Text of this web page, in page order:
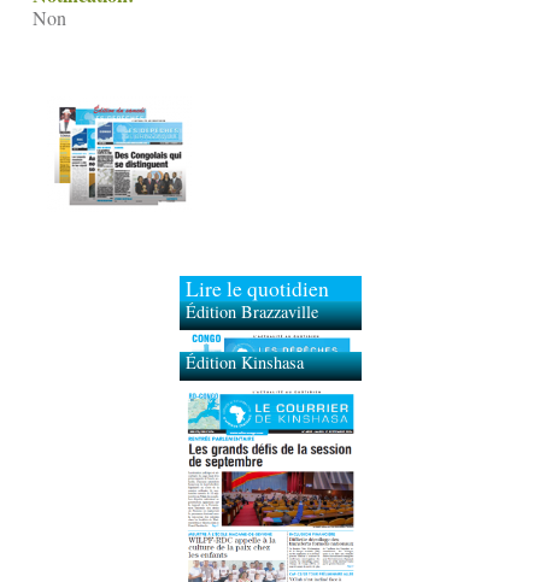
Non
Lire le quotidien
Édition Brazzaville
Édition Kinshasa